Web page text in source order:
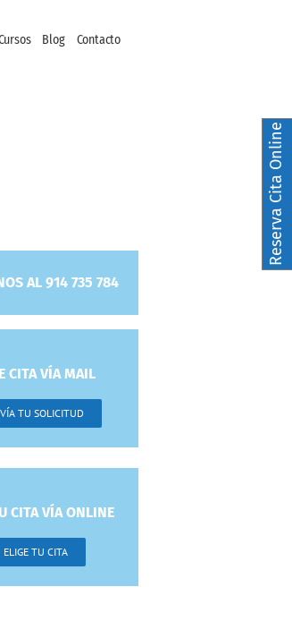
Blog Contacto
AL 914 735 784
CITA VÍA MAIL
TU SOLICITUD
CITA VÍA ONLINE
ELIGE TU CITA
Reserva Cita Online